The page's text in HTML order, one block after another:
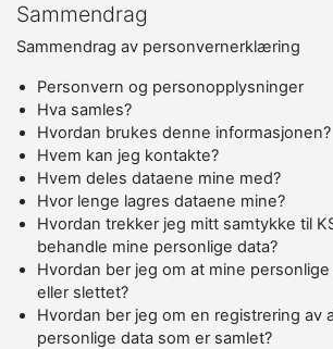
Sammendrag
Sammendrag av personvernerklæring
Personvern og personopplysninger
Hva samles?
Hvordan brukes denne informasjonen?
Hvem kan jeg kontakte?
Hvem deles dataene mine med?
Hvor lenge lagres dataene mine?
Hvordan trekker jeg mitt samtykke til
behandle mine personlige data?
Hvordan ber jeg om at mine
eller slettet?
Hvordan ber jeg om en registrering av
personlige data som er samlet?